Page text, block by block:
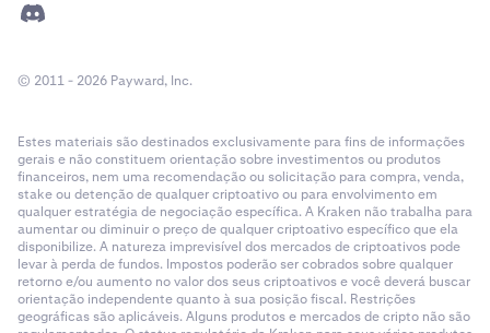
© 2011 - 2026 Payward, Inc.
Estes materiais são destinados exclusivamente para fins de informações
gerais e não constituem orientação sobre investimentos ou produtos
financeiros, nem uma recomendação ou solicitação para compra, venda,
stake ou detenção de qualquer criptoativo ou para envolvimento em
qualquer estratégia de negociação específica. A Kraken não trabalha para
aumentar ou diminuir o preço de qualquer criptoativo específico que ela
disponibilize. A natureza imprevisível dos mercados de criptoativos pode
levar à perda de fundos. Impostos poderão ser cobrados sobre qualquer
retorno e/ou aumento no valor dos seus criptoativos e você deverá buscar
orientação independente quanto à sua posição fiscal. Restrições
geográficas são aplicáveis. Alguns produtos e mercados de cripto não são